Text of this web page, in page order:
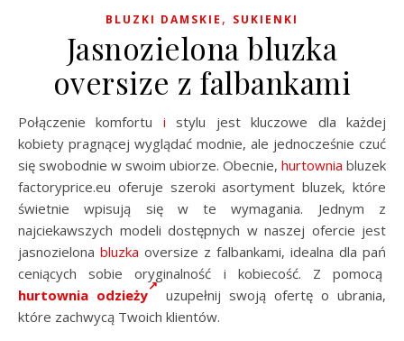
BLUZKI DAMSKIE , SUKIENKI
Jasnozielona bluzka
oversize z falbankami
Połączenie komfortu i stylu jest kluczowe dla każdej
kobiety pragnącej wyglądać modnie, ale jednocześnie czuć
się swobodnie w swoim ubiorze. Obecnie, hurtownia bluzek
factoryprice.eu oferuje szeroki asortyment bluzek, które
świetnie wpisują się w te wymagania. Jednym z
najciekawszych modeli dostępnych w naszej ofercie jest
jasnozielona bluzka oversize z falbankami, idealna dla pań
ceniących sobie oryginalność i kobiecość. Z pomocą
hurtownia odzieży
uzupełnij swoją ofertę o ubrania,
które zachwycą Twoich klientów.